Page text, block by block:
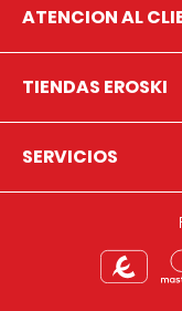
ATENCION AL
TIENDAS EROSKI
SERVICIOS